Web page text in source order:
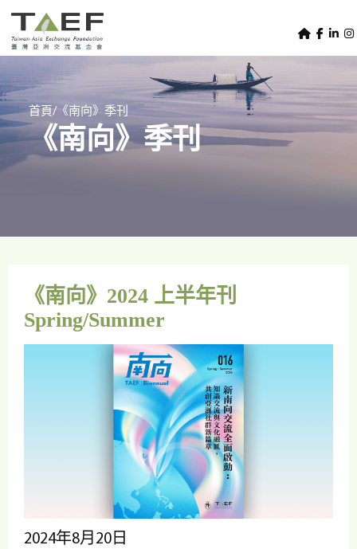
Skip to main content
TAEF
s
e
r
m
e
u
m
e
p
a
e
首頁/《南向》季刊
《南向》季刊
《南向》2024 上半年刊
Spring/Summer
2024年8月20日